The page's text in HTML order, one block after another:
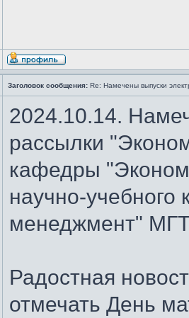
Заголовок сообщения: Re: Намечены выпуски
2024.10.14.
рассылки
кафедры
научно-
менеджмент"
Радостная
отмечать День